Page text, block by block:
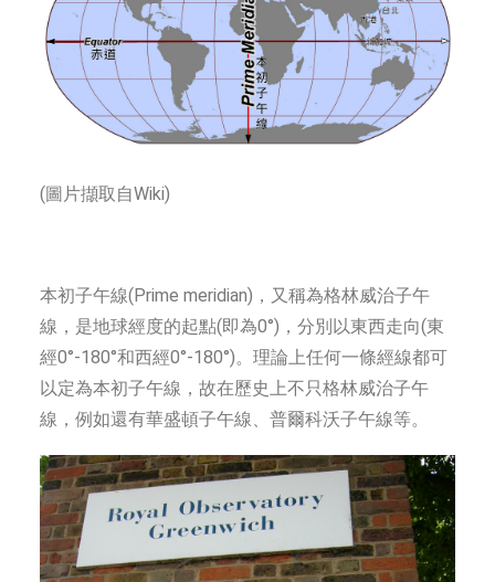
(圖片擷取自Wiki)
本初子午線(Prime meridian)，又稱為格林威治子午
線，是地球經度的起點(即為0°)，分別以東西走向(東
經0°-180°和西經0°-180°)。理論上任何一條經線都可
以定為本初子午線，故在歷史上不只格林威治子午
線，例如還有華盛頓子午線、普爾科沃子午線等。